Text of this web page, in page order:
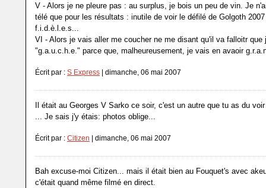
V - Alors je ne pleure pas : au surplus, je bois un peu de vin. Je
télé que pour les résultats : inutile de voir le défilé de Golgoth
f.i.d.è.l.e.s...
VI - Alors je vais aller me coucher ne me disant qu'il va falloitr que
"g.a.u.c.h.e." parce que, malheureusement, je vais en avaoir
Écrit par : S Express | dimanche, 06 mai 2007
Il était au Georges V Sarko ce soir, c'est un autre que tu as du
... Je sais j'y étais: photos oblige...
Écrit par : Citizen | dimanche, 06 mai 2007
Bah excuse-moi Citizen... mais il était bien au Fouquet's avec
c'était quand même filmé en direct.